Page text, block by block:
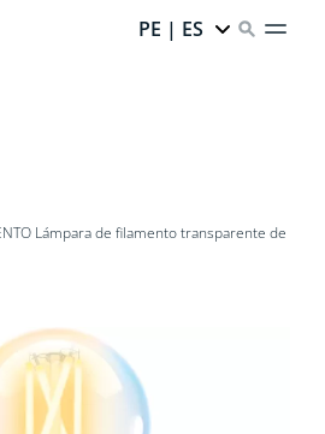
PE | ES
Lámpara de filamento transparente de